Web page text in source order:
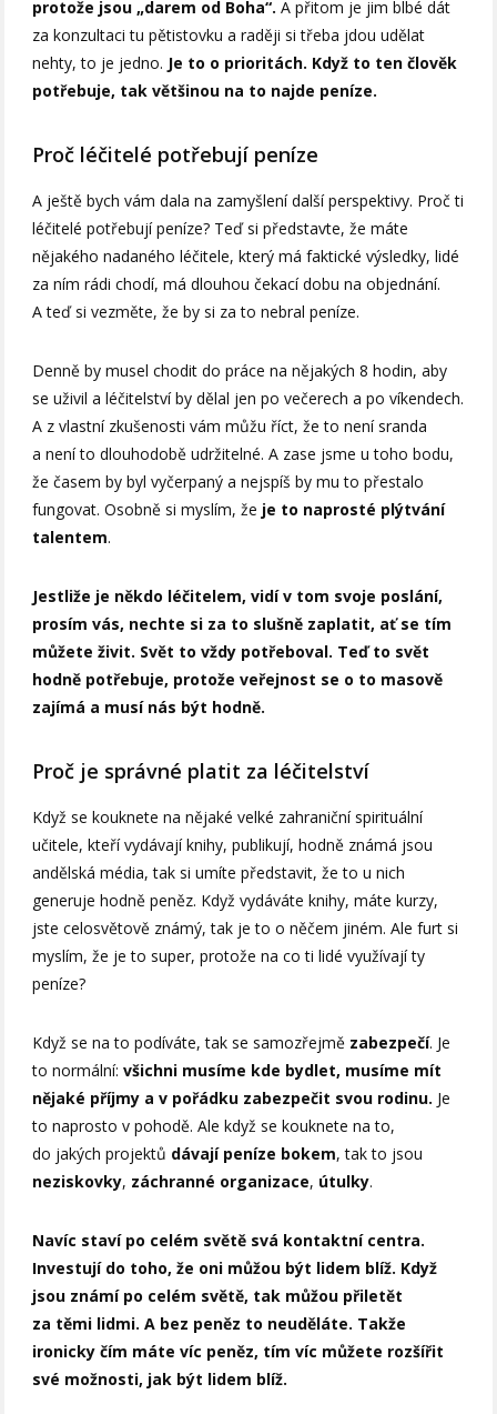
protože jsou „darem od Boha“.A přitom je jim blbé dát
za konzultaci tu pětistovku a raději si třeba jdou udělat
nehty, to je jedno. Je to o prioritách. Když to ten člověk
potřebuje, tak většinou na to najde peníze.
Proč léčitelé potřebují peníze
A ještě bych vám dala na zamyšlení další perspektivy. Proč ti
léčitelé potřebují peníze? Teď si představte, že máte
nějakého nadaného léčitele, který má faktické výsledky, lidé
za ním rádi chodí, má dlouhou čekací dobu na objednání.
A teď si vezměte, že by si za to nebral peníze.
Denně by musel chodit do práce na nějakých 8 hodin, aby
se uživil a léčitelství by dělal jen po večerech a po víkendech.
A z vlastní zkušenosti vám můžu říct, že to není sranda
a není to dlouhodobě udržitelné. A zase jsme u toho bodu,
že časem by byl vyčerpaný a nejspíš by mu to přestalo
fungovat. Osobně si myslím, že je to naprosté plýtvání
talentem.
Jestliže je někdo léčitelem, vidí v tom svoje poslání,
prosím vás, nechte si za to slušně zaplatit, ať se tím
můžete živit. Svět to vždy potřeboval. Teď to svět
hodně potřebuje, protože veřejnost se o to masově
zajímá a musí nás být hodně.
Proč je správné platit za léčitelství
Když se kouknete na nějaké velké zahraniční spirituální
učitele, kteří vydávají knihy, publikují, hodně známá jsou
andělská média, tak si umíte představit, že to u nich
generuje hodně peněz. Když vydáváte knihy, máte kurzy,
jste celosvětově známý, tak je to o něčem jiném. Ale furt si
myslím, že je to super, protože na co ti lidé využívají ty
peníze?
Když se na to podíváte, tak se samozřejmě zabezpečí. Je
to normální:všichni musíme kde bydlet, musíme mít
nějaké příjmy a v pořádku zabezpečit svou rodinu. Je
to naprosto v pohodě. Ale když se kouknete na to,
do jakých projektů dávají peníze bokem, tak to jsou
neziskovky, záchranné organizace, útulky.
Navíc staví po celém světě svá kontaktní centra.
Investují do toho, že oni můžou být lidem blíž. Když
jsou známí po celém světě, tak můžou přiletět
za těmi lidmi. A bez peněz to neuděláte. Takže
ironicky čím máte víc peněz, tím víc můžete rozšířit
své možnosti, jak být lidem blíž.